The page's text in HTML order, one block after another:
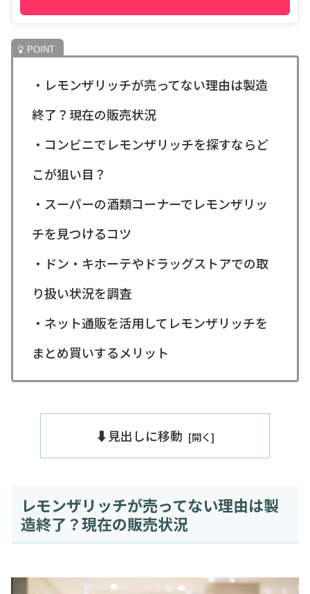
・レモンザリッチが売ってない理由は製造
終了？現在の販売状況
・コンビニでレモンザリッチを探すならど
こが狙い目？
・スーパーの酒類コーナーでレモンザリッ
チを見つけるコツ
・ドン・キホーテやドラッグストアでの取
り扱い状況を調査
・ネット通販を活用してレモンザリッチを
まとめ買いするメリット
⬇️見出しに移動
レモンザリッチが売ってない理由は製
造終了？現在の販売状況